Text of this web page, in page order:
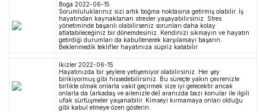
Boğa 2022-06-15
Sorumluluklarınız sizi artık boğma noktasına getirmiş olabilir. İş
hayatından kaynaklanan stresler yaşayabilirsiniz. Stres
yönetiminde başarılı olabilirseniz sorunları daha kolay
atlatabileceğiniz bir dönemdesiniz. Kendinizi sıkmayın ve hayatın
getirdiği durumları da kabullenerek karşılamayı başarın.
Beklenmedik teklifler hayatınıza süpriz katabilir.
İkizler 2022-06-15
Hayatınızda bir şeylere yetişemiyor olabilirsiniz. Her şey
birikiyormuş gibi hissedebilirsiniz. Bu süreçte yakın çevrenizle
birlikte olmak onlarla vakit geçirmek size iyi gelecektir ancak
onlarla da (arkadaş ve ailenizle de) aranızda bazı konular ile ilgili
ufak sürtüşmeler yaşanabilir. Kimseyi kırmamaya onları olduğu
gibi kabul etmeye özen gösterin.